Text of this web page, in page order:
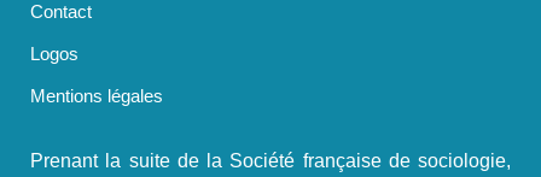
Contact
Logos
Mentions légales
Prenant la suite de la Société française de sociologie,